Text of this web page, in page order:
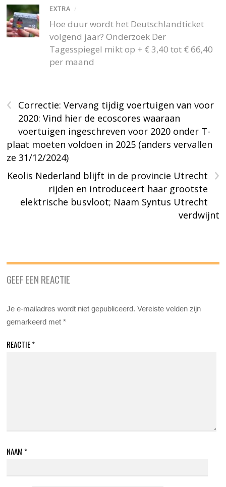
EXTRA /
Hoe duur wordt het Deutschlandticket
volgend jaar? Onderzoek Der
Tagesspiegel mikt op + € 3,40 tot € 66,40
per maand
‹
Correctie: Vervang tijdig voertuigen van voor
2020: Vind hier de ecoscores waaraan
voertuigen ingeschreven voor 2020 onder T-
plaat moeten voldoen in 2025 (anders vervallen
ze 31/12/2024)
›
Keolis Nederland blijft in de provincie Utrecht
rijden en introduceert haar grootste
elektrische busvloot; Naam Syntus Utrecht
verdwijnt
GEEF EEN REACTIE
Je e-mailadres wordt niet gepubliceerd. Vereiste velden zijn
gemarkeerd met*
REACTIE*
NAAM *